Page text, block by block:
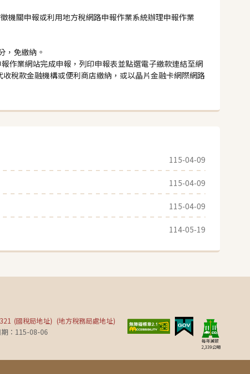
機關申報或利用地方稅網路申報作業系統辦理申報作業
，免繳納。
作業網站完成申報，列印申報表並點選電子繳款連結至網
稅款金融機構或便利商店繳納，或以晶片金融卡網際網路
115-04-09
115-04-09
115-04-09
114-05-19
(國稅局地址) (地方稅務局處地址)
期：115-08-06
每年減碳
2,339公噸